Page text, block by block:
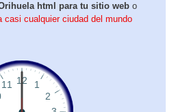
html para tu sitio web o
casi cualquier ciudad del mundo